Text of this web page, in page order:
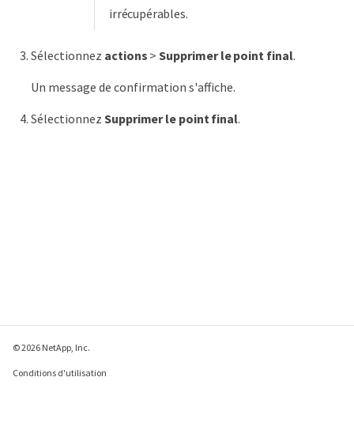
irrécupérables.
Sélectionnez actions >Supprimer le point final.
Un message de confirmation s'affiche.
Sélectionnez Supprimer le point final.
© 2026 NetApp, Inc.
Conditions d'utilisation